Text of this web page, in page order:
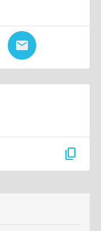
content_copy